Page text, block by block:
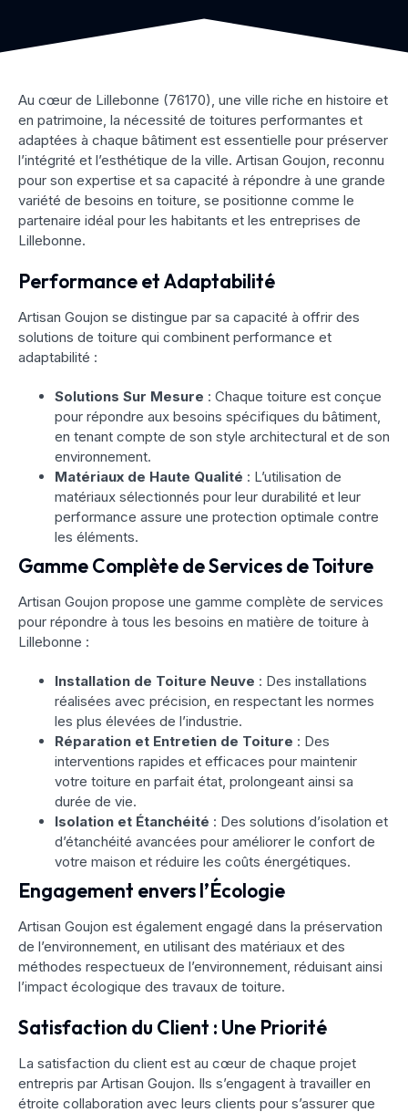
Au cœur de Lillebonne (76170), une ville riche en histoire et
en patrimoine, la nécessité de toitures performantes et
adaptées à chaque bâtiment est essentielle pour préserver
l’intégrité et l’esthétique de la ville. Artisan Goujon, reconnu
pour son expertise et sa capacité à répondre à une grande
variété de besoins en toiture, se positionne comme le
partenaire idéal pour les habitants et les entreprises de
Lillebonne.
Performance et Adaptabilité
Artisan Goujon se distingue par sa capacité à offrir des
solutions de toiture qui combinent performance et
adaptabilité :
Solutions Sur Mesure : Chaque toiture est conçue
pour répondre aux besoins spécifiques du bâtiment,
en tenant compte de son style architectural et de son
environnement.
Matériaux de Haute Qualité : L’utilisation de
matériaux sélectionnés pour leur durabilité et leur
performance assure une protection optimale contre
les éléments.
Gamme Complète de Services de Toiture
Artisan Goujon propose une gamme complète de services
pour répondre à tous les besoins en matière de toiture à
Lillebonne :
Installation de Toiture Neuve : Des installations
réalisées avec précision, en respectant les normes
les plus élevées de l’industrie.
Réparation et Entretien de Toiture : Des
interventions rapides et efficaces pour maintenir
votre toiture en parfait état, prolongeant ainsi sa
durée de vie.
Isolation et Étanchéité : Des solutions d’isolation et
d’étanchéité avancées pour améliorer le confort de
votre maison et réduire les coûts énergétiques.
Engagement envers l’Écologie
Artisan Goujon est également engagé dans la préservation
de l’environnement, en utilisant des matériaux et des
méthodes respectueux de l’environnement, réduisant ainsi
l’impact écologique des travaux de toiture.
Satisfaction du Client : Une Priorité
La satisfaction du client est au cœur de chaque projet
entrepris par Artisan Goujon. Ils s’engagent à travailler en
étroite collaboration avec leurs clients pour s’assurer que